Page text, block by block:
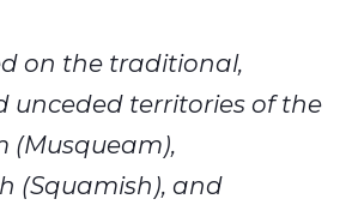
on the traditional,
unceded territories of the
(Musqueam),
(Squamish), and